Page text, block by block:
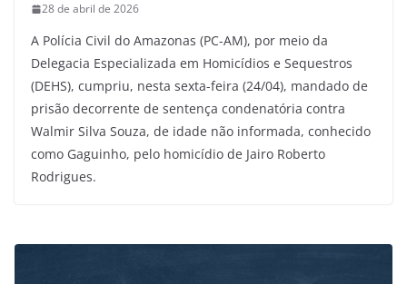
28 de abril de 2026
A Polícia Civil do Amazonas (PC-AM), por meio da
Delegacia Especializada em Homicídios e Sequestros
(DEHS), cumpriu, nesta sexta-feira (24/04), mandado de
prisão decorrente de sentença condenatória contra
Walmir Silva Souza, de idade não informada, conhecido
como Gaguinho, pelo homicídio de Jairo Roberto
Rodrigues.